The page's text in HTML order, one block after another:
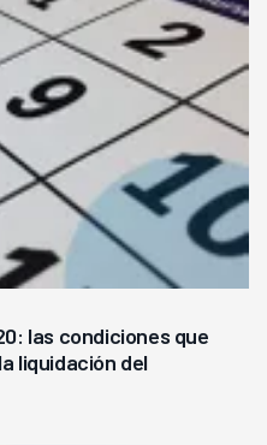
las condiciones que
liquidación del